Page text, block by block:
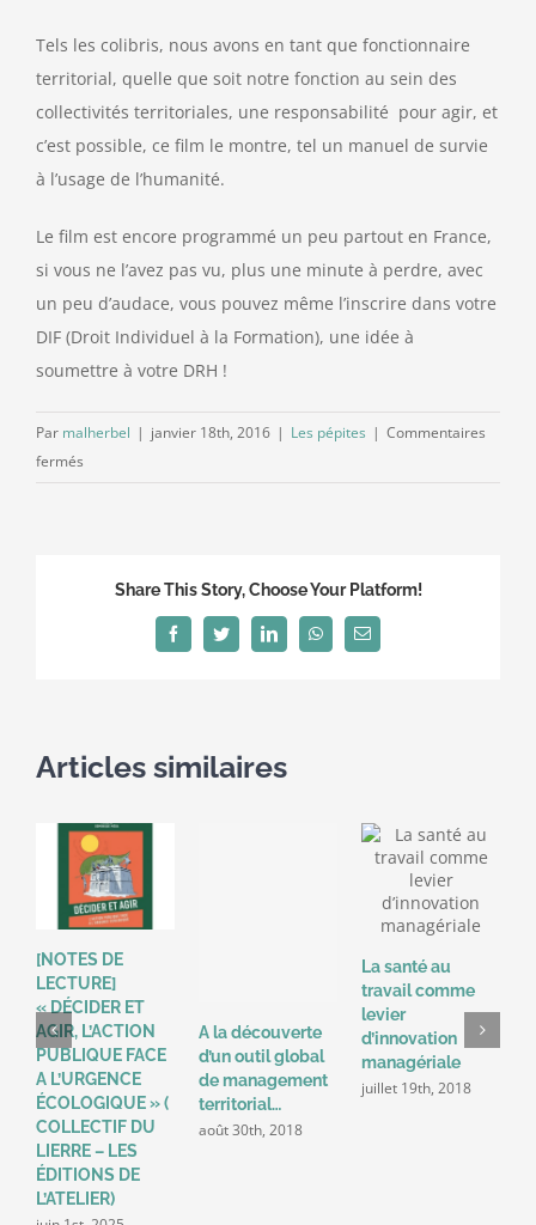
Tels les colibris, nous avons en tant que fonctionnaire
territorial, quelle que soit notre fonction au sein des
collectivités territoriales, une responsabilité pour agir, et
c’est possible, ce film le montre, tel un manuel de survie
à l’usage de l’humanité.
Le film est encore programmé un peu partout en France,
si vous ne l’avez pas vu, plus une minute à perdre, avec
un peu d’audace, vous pouvez même l’inscrire dans votre
DIF (Droit Individuel à la Formation), une idée à
soumettre à votre DRH !
Par malherbel | janvier 18th, 2016 | Les pépites | Commentaires
fermés
Share This Story, Choose Your Platform!
FacebookTwitterLinkedInWhatsAppEmail
Articles similaires
[NOTES DE
LECTURE]
« DÉCIDER ET
AGIR, L’ACTION
PUBLIQUE FACE
A L’URGENCE
ÉCOLOGIQUE » (
COLLECTIF DU
LIERRE – LES
ÉDITIONS DE
L’ATELIER)
A la découverte
d’un outil global
de management
territorial…
août 30th, 2018
La santé au
travail comme
levier
d’innovation
managériale
juillet 19th, 2018